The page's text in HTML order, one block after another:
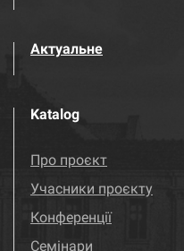
Актуальне
Katalog
Про проєкт
Учасники проєкту
Конференції
Семінари